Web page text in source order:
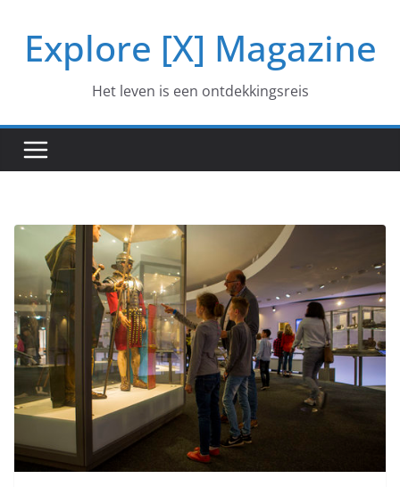
naarExplore [X] Magazine
Het leven is een ontdekkingsreis